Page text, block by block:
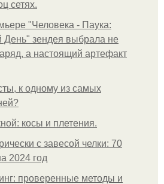
сетях.
"Человека - Паука:
зендея выбрала не
а настоящий артефакт
к одному из самых
косы и плетения.
с завесой челки: 70
2024 год
проверенные методы и